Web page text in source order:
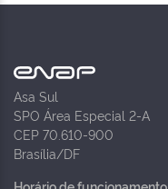
Asa Sul
SPO Área Especial 2-A
CEP 70.610-900
Brasília/DF